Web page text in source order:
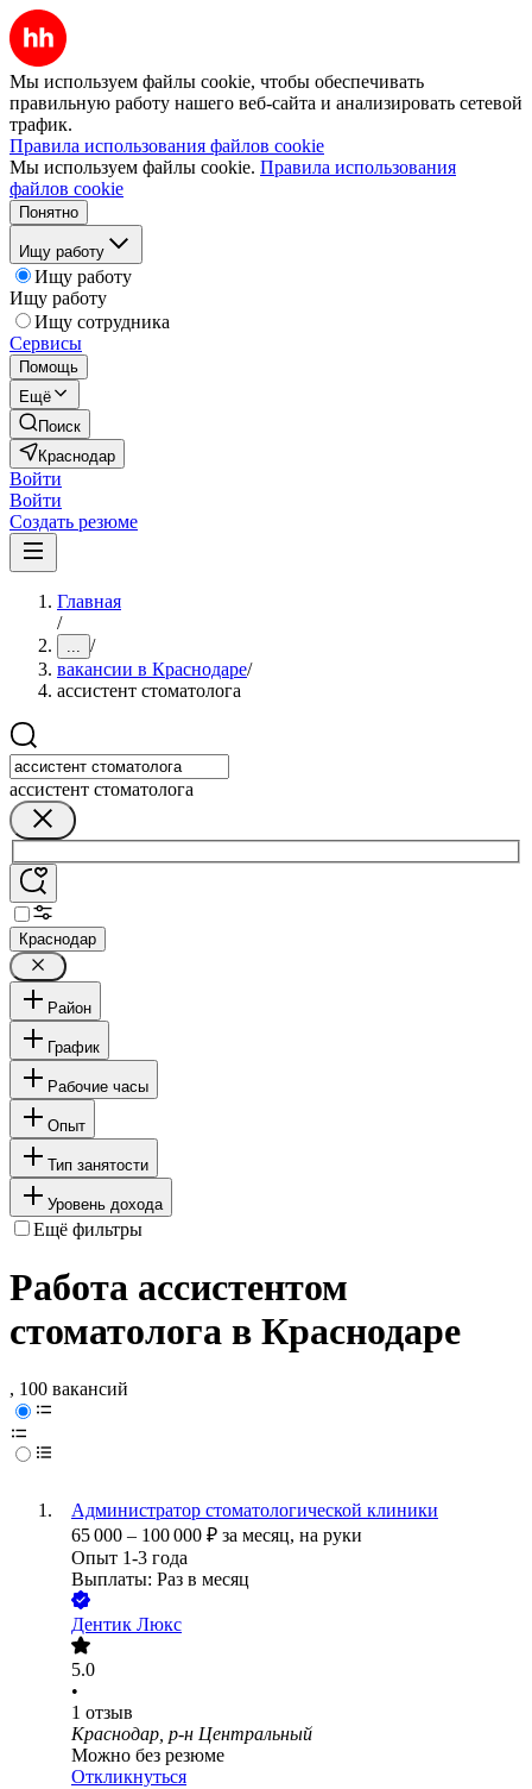
Мы используем файлы cookie, чтобы обеспечивать
правильную работу нашего веб-сайта и анализировать сетевой
трафик.
Правила использования файлов cookie
Мы используем файлы cookie. Правила использования
файлов cookie
Понятно
Ищу работу
Ищу работу
Ищу работу
Ищу сотрудника
Сервисы
Помощь
Ещё
Поиск
Краснодар
Войти
Войти
Создать резюме
Главная
/
... /
вакансии в Краснодаре/
ассистент стоматолога
ассистент стоматолога
Краснодар
Район
График
Рабочие часы
Опыт
Тип занятости
Уровень дохода
Ещё фильтры
Работа ассистентом
стоматолога в Краснодаре
, 100 вакансий
Администратор стоматологической клиники
65 000 – 100 000 ₽ за месяц, на руки
Опыт 1-3 года
Выплаты: Раз в месяц
Дентик Люкс
5.0
•
1 отзыв
Краснодар, р-н Центральный
Можно без резюме
Откликнуться